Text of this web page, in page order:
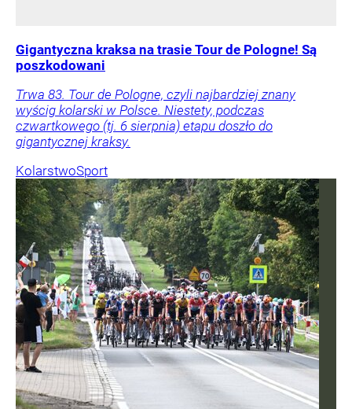
Gigantyczna kraksa na trasie Tour de Pologne! Są
poszkodowani
Trwa 83. Tour de Pologne, czyli najbardziej znany
wyścig kolarski w Polsce. Niestety, podczas
czwartkowego (tj. 6 sierpnia) etapu doszło do
gigantycznej kraksy.
KolarstwoSport